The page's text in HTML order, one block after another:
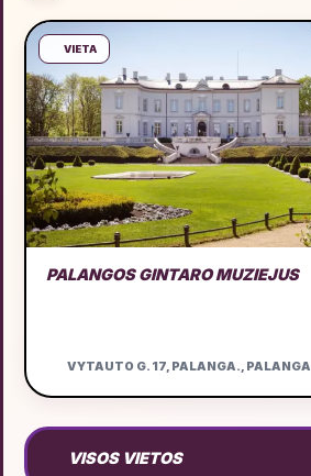
VIETA
PALANGOS GINTARO MUZIEJUS
VYTAUTO G. 17, PALANGA., PALANGA
VISOS VIETOS